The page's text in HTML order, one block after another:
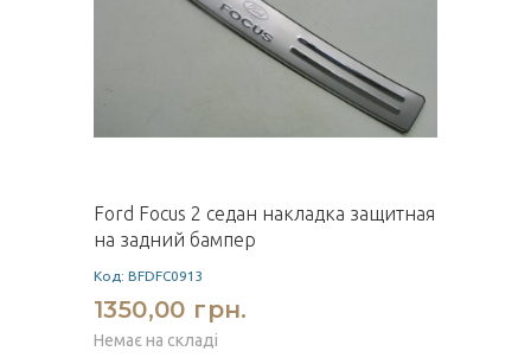
Ford Focus 2 седан накладка защитная
на задний бампер
Код: BFDFC0913
1350,00 грн.
Немає на складі